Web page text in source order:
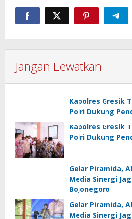
Jangan Lewatkan
Kapolres Gresik
Polri Dukung
Kapolres Gresik
Polri Dukung
Gelar Piramida,
Media Sinergi
Bojonegoro
Gelar Piramida,
Media Sinergi